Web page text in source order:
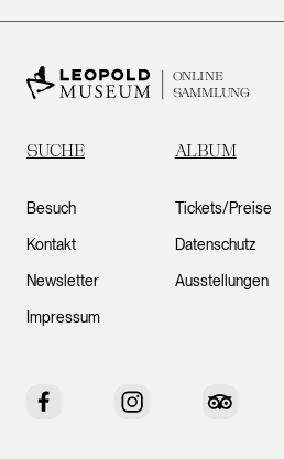
ONLINE
SAMMLUNG
SUCHE ALBUM
Besuch
Kontakt
Newsletter
Impressum
Tickets/Preise
Datenschutz
Ausstellungen
Facebook Instagram Tripadvisor